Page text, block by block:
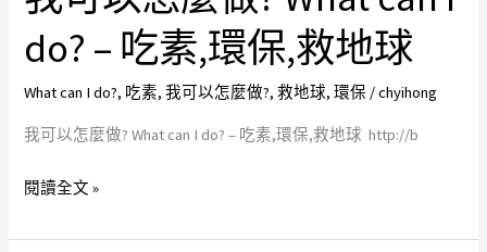
吃
素,
環
保,
救
球
do? – 吃素,環保,救地球
What can I do?, 吃素,我可以怎麼做?,救地球,環保 /chyihong
我可以怎麼做? What can I do? – 吃素,環保,救地球 http://b
可
以
麼
做?
can
閱讀全文 »